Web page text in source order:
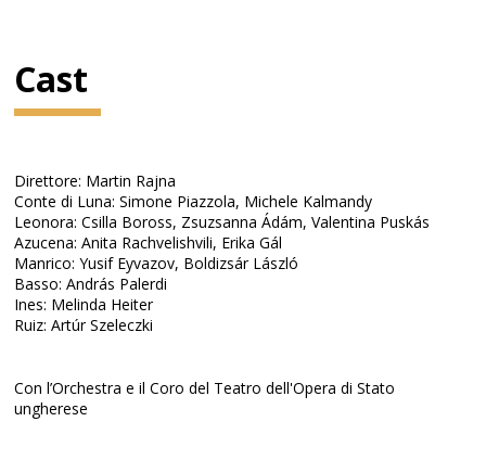
Cast
Direttore: Martin Rajna
Conte di Luna: Simone Piazzola, Michele Kalmandy
Leonora: Csilla Boross, Zsuzsanna Ádám, Valentina Puskás
Azucena: Anita Rachvelishvili, Erika Gál
Manrico: Yusif Eyvazov, Boldizsár László
Basso: András Palerdi
Ines: Melinda Heiter
Ruiz: Artúr Szeleczki
Con l’Orchestra e il Coro del Teatro dell'Opera di Stato
ungherese